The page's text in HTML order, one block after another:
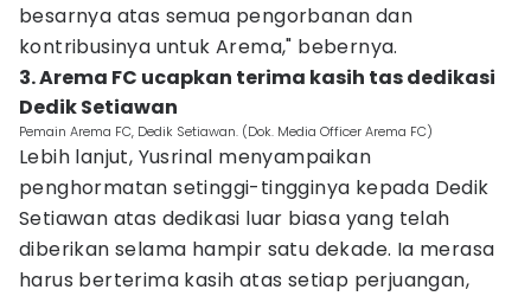
besarnya atas semua pengorbanan dan
kontribusinya untuk Arema," bebernya.
3. Arema FC ucapkan terima kasih tas dedikasi
Dedik Setiawan
Pemain Arema FC, Dedik Setiawan. (Dok. Media Officer Arema FC)
Lebih lanjut, Yusrinal menyampaikan
penghormatan setinggi-tingginya kepada Dedik
Setiawan atas dedikasi luar biasa yang telah
diberikan selama hampir satu dekade. Ia merasa
harus berterima kasih atas setiap perjuangan,